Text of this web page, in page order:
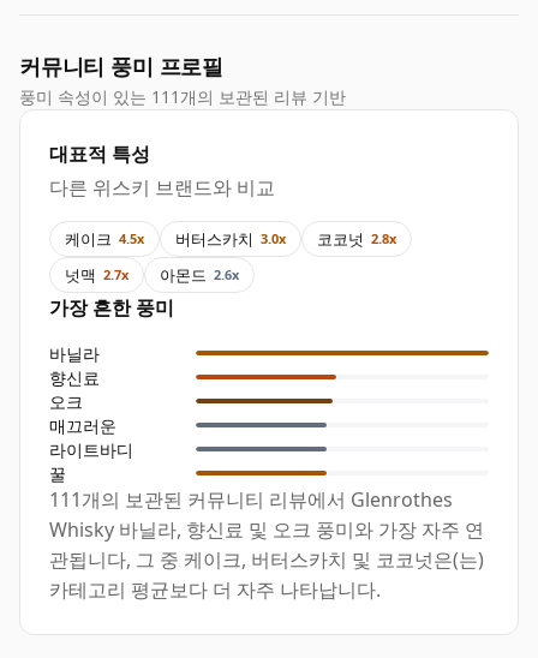
커뮤니티 풍미 프로필
풍미 속성이 있는 111개의 보관된 리뷰 기반
대표적 특성
다른 위스키 브랜드와 비교
케이크 4.5x 버터스카치 3.0x 코코넛 2.8x
넛맥 2.7x 아몬드 2.6x
가장 흔한 풍미
바닐라
향신료
오크
매끄러운
라이트바디
꿀
111개의 보관된 커뮤니티 리뷰에서 Glenrothes
Whisky 바닐라, 향신료 및 오크 풍미와 가장 자주 연
관됩니다, 그 중 케이크, 버터스카치 및 코코넛은(는)
카테고리 평균보다 더 자주 나타납니다.